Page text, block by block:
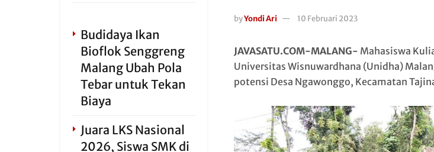
byYondi Ari 10 Februari 2023
JAVASATU.COM-MALANG- Mahasiswa
Universitas Wisnuwardhana (Unidha)
potensi Desa Ngawonggo, Kecamatan
Budidaya Ikan
Bioflok Senggreng
Malang Ubah Pola
Tebar untuk Tekan
Biaya
Juara LKS Nasional
2026, Siswa SMK di